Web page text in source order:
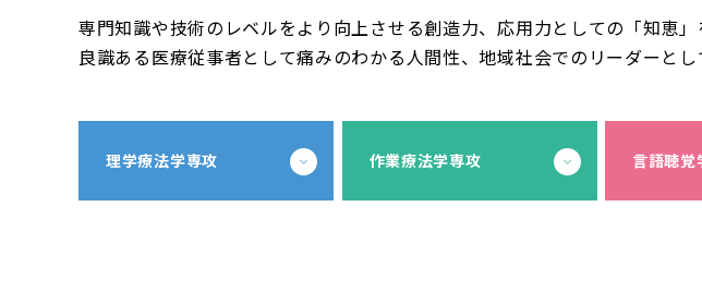
専門知識や技術のレベルをより向上させる創造力、応用力としての「知恵」
良識ある医療従事者として痛みのわかる人間性、地域社会でのリーダーと
理学療法学専攻 作業療法学専攻 言語聴覚